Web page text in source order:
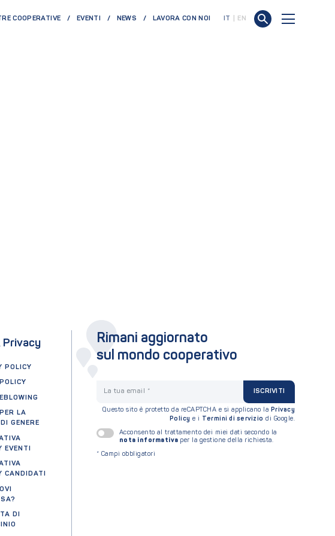
COOPERATIVE EVENTI NEWS LAVORA CON NOI IT EN
Privacy
POLICY
LA
GENERE
EVENTI
CANDIDATI
DI
Rimani aggiornato
sul mondo cooperativo
ISCRIVITI
Questo sito è protetto da reCAPTCHA e si applicano la Privacy
Policy e i Termini di servizio di Google.
Acconsento al trattamento dei miei dati secondo la
nota informativa per la gestione della richiesta.
* Campi obbligatori